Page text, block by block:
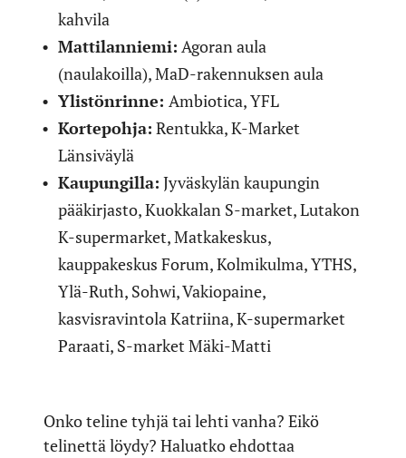
kahvila
Mattilanniemi: Agoran aula
(naulakoilla), MaD-rakennuksen aula
Ylistönrinne: Ambiotica, YFL
Kortepohja: Rentukka, K-Market
Länsiväylä
Kaupungilla: Jyväskylän kaupungin
pääkirjasto, Kuokkalan S-market, Lutakon
K-supermarket, Matkakeskus,
kauppakeskus Forum, Kolmikulma, YTHS,
Ylä-Ruth, Sohwi, Vakiopaine,
kasvisravintola Katriina, K-supermarket
Paraati, S-market Mäki-Matti
Onko teline tyhjä tai lehti vanha? Eikö
telinettä löydy? Haluatko ehdottaa